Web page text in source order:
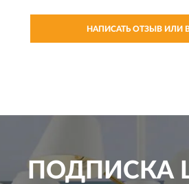
НАПИСАТЬ ОТЗЫВ ИЛИ
ПОДПИСКА